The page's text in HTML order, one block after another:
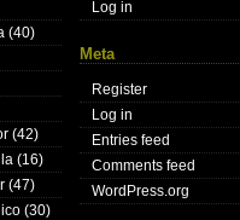
(40)
(42)
(16)
(47)
(30)
Log in
Meta
Register
Log in
Entries feed
Comments feed
WordPress.org